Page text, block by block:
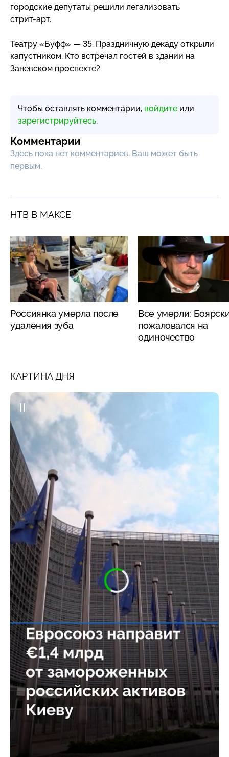
городские депутаты решили легализовать
стрит-арт.
Театру «Буфф» — 35. Праздничную декаду открыли
капустником. Кто встречал гостей в здании на
Заневском проспекте?
Чтобы оставлять комментарии, войдите или
зарегистрируйтесь.
Комментарии
Здесь пока нет комментариев, Ваш может быть
первым.
НТВ В МАКСЕ
Россиянка умерла после
удаления зуба
Все умерли:
пожаловался на
одиночество
КАРТИНА ДНЯ